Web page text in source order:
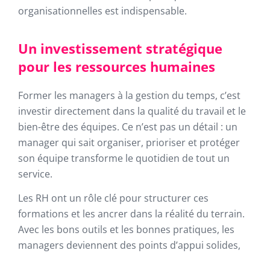
organisationnelles est indispensable.
Un investissement stratégique
pour les ressources humaines
Former les managers à la gestion du temps, c’est
investir directement dans la qualité du travail et le
bien-être des équipes. Ce n’est pas un détail : un
manager qui sait organiser, prioriser et protéger
son équipe transforme le quotidien de tout un
service.
Les RH ont un rôle clé pour structurer ces
formations et les ancrer dans la réalité du terrain.
Avec les bons outils et les bonnes pratiques, les
managers deviennent des points d’appui solides,